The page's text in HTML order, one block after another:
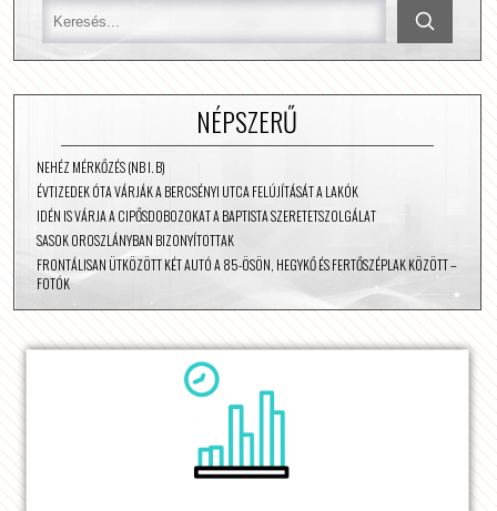
NÉPSZERŰ
NEHÉZ MÉRKŐZÉS (NB I. B)
ÉVTIZEDEK ÓTA VÁRJÁK A BERCSÉNYI UTCA FELÚJÍTÁSÁT A LAKÓK
IDÉN IS VÁRJA A CIPŐSDOBOZOKAT A BAPTISTA SZERETETSZOLGÁLAT
SASOK OROSZLÁNYBAN BIZONYÍTOTTAK
FRONTÁLISAN ÜTKÖZÖTT KÉT AUTÓ A 85-ÖSÖN, HEGYKŐ ÉS FERTŐSZÉPLAK KÖZÖTT –
FOTÓK